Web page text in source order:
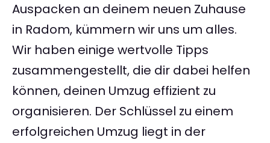
Auspacken an deinem neuen Zuhause
in Radom, kümmern wir uns um alles.
Wir haben einige wertvolle Tipps
zusammengestellt, die dir dabei helfen
können, deinen Umzug effizient zu
organisieren. Der Schlüssel zu einem
erfolgreichen Umzug liegt in der